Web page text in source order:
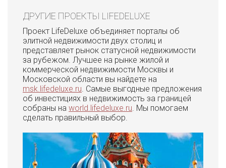
ДРУГИЕ ПРОЕКТЫ LIFEDELUXE
Проект LifeDeluxe объединяет порталы об
элитной недвижимости двух столиц и
представляет рынок статусной недвижимости
за рубежом. Лучшее на рынке жилой и
коммерческой недвижимости Москвы и
Московской области вы найдете на
msk.lifedeluxe.ru. Самые выгодные предложения
об инвестициях в недвижимость за границей
собраны на world.lifedeluxe.ru. Мы помогаем
сделать правильный выбор.